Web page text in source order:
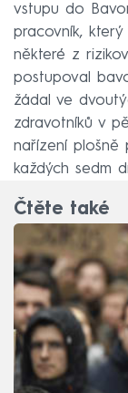
vstupu do
pracovník,
některé z
postupoval
žádal ve
zdravotníků v
nařízení plošně
každých sedm
Čtěte také